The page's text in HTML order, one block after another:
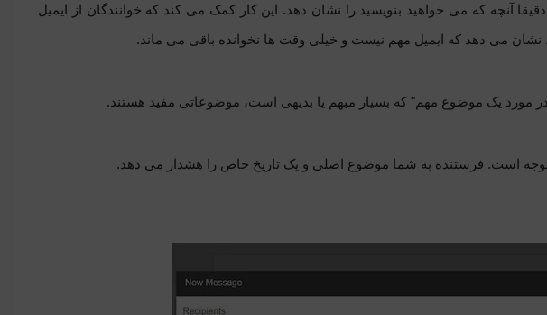
آنچه که می خواهید بنویسید را نشان دهد. این کار کمک می کند که خوانندگان از ایمیل
می دهد که ایمیل مهم نیست و خیلی وقت ها نخوانده باقی می ماند.
در مورد یک موضوع مهم" که بسیار مبهم یا بدیهی است، موضوعاتی مفید هستند.